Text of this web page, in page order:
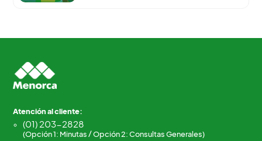
Atención al cliente:
(01) 203-2828
(Opción 1: Minutas / Opción 2: Consultas Generales)